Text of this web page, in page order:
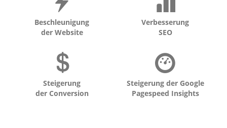
Beschleunigung
der Website
Verbesserung
SEO
Steigerung
der Conversion
Steigerung der Google
Pagespeed Insights